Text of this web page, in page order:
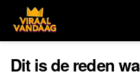
Dit is de reden